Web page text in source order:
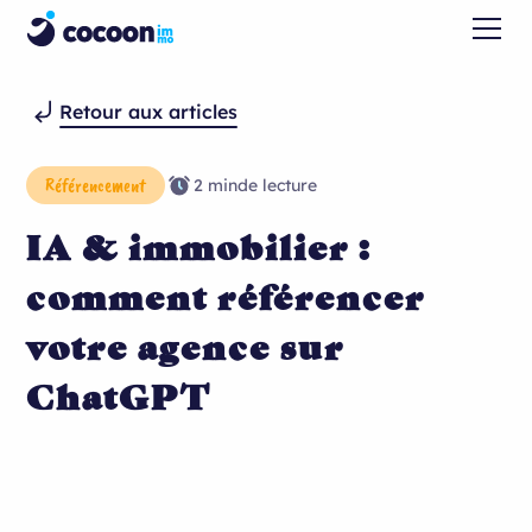
Retour aux articles
Référencement 2 minde lecture
IA & immobilier :
comment référencer
votre agence sur
ChatGPT